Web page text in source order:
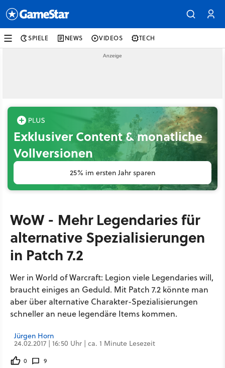
SPIELE NEWS VIDEOS TECH
Exklusiver Content & monatliche
Vollversionen
25% im ersten Jahr sparen
WoW - Mehr Legendaries für
alternative Spezialisierungen
in Patch 7.2
Wer in World of Warcraft: Legion viele Legendaries will,
braucht einiges an Geduld. Mit Patch 7.2 könnte man
aber über alternative Charakter-Spezialisierungen
schneller an neue legendäre Items kommen.
Jürgen Horn
24.02.2017 | 16:50 Uhr | ca. 1 Minute Lesezeit
0 9